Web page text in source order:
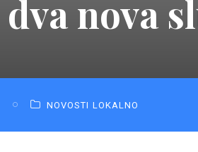
dva nova
NOVOSTI LOKALNO